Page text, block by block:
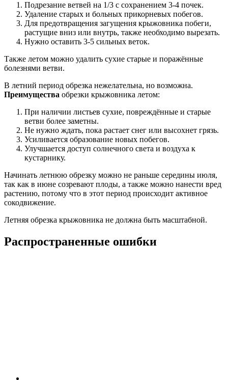
Подрезание ветвей на 1/3 с сохранением 3-4 почек.
Удаление старых и больных прикорневых побегов.
Для предотвращения загущения крыжовника побеги,
растущие вниз или внутрь, также необходимо вырезать.
Нужно оставить 3-5 сильных веток.
Также летом можно удалить сухие старые и поражённые
болезнями ветви.
В летний период обрезка нежелательна, но возможна.
Преимущества обрезки крыжовника летом:
При наличии листьев сухие, повреждённые и старые
ветви более заметны.
Не нужно ждать, пока растает снег или высохнет грязь.
Усиливается образование новых побегов.
Улучшается доступ солнечного света и воздуха к
кустарнику.
Начинать летнюю обрезку можно не раньше середины июля,
так как в июне созревают плоды, а также можно нанести вред
растению, потому что в этот период происходит активное
сокодвижение.
Летняя обрезка крыжовника не должна быть масштабной.
Распространенные ошибки